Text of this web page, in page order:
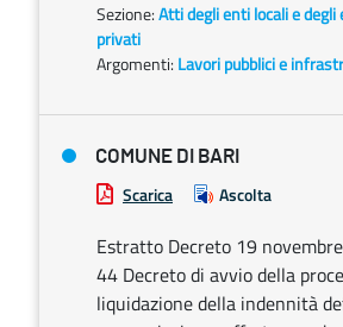
Sezione:Atti degli enti locali e degli
privati
Argomenti: Lavori pubblici e
COMUNE DI BARI
Scarica Ascolta
Estratto Decreto 19
44 Decreto di avvio della
liquidazione della indennità